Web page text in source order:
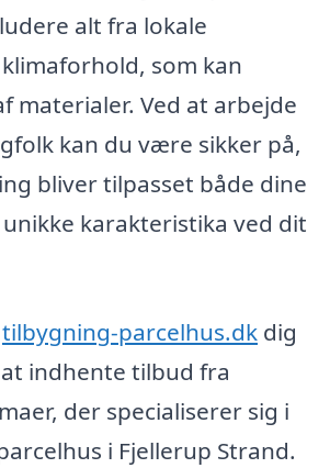
alt fra lokale
som kan
materialer. Ved at arbejde
kan du være sikker på,
bliver tilpasset både dine
karakteristika ved dit
tilbygning-parcelhus.dk dig
indhente tilbud fra
der specialiserer sig i
i Fjellerup Strand.